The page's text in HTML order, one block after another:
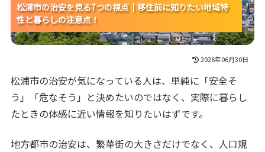
松浦市の治安を見る7つの視点｜移住前に知りたい地域特
性と暮らしの注意点！
松浦市の治安を見る7つの視点｜移住前に知りたい地域特
性と暮らしの注意点！
松浦市の治安を見る7つの視点｜移住前に知りたい地域特
性と暮らしの注意点！
2026年06月30日
松浦市の治安が気になっている人は、単純に「安全そ
う」「危なそう」と決めたいのではなく、実際に暮らし
たときの体感に近い情報を知りたいはずです。
地方都市の治安は、繁華街の大きさだけでなく、人口規